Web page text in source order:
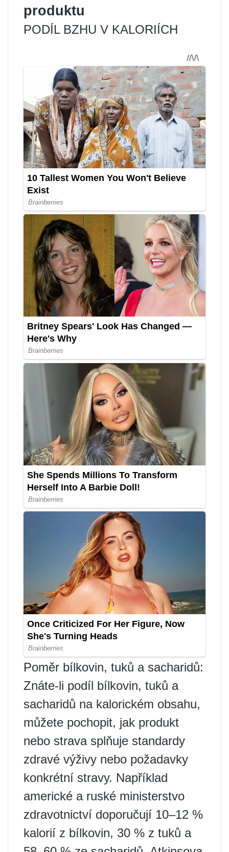
produktu
PODÍL BZHU V KALORIÍCH
Poměr bílkovin, tuků a sacharidů:
Znáte-li podíl bílkovin, tuků a
sacharidů na kalorickém obsahu,
můžete pochopit, jak produkt
nebo strava splňuje standardy
zdravé výživy nebo požadavky
konkrétní stravy. Například
americké a ruské ministerstvo
zdravotnictví doporučují 10–12 %
kalorií z bílkovin, 30 % z tuků a